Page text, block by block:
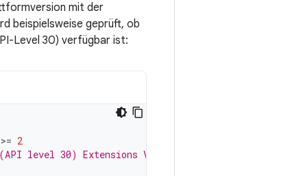
mit der
beispielsweise geprüft, ob
Level 30) verfügbar ist:
>= 2
level 30) Extensions Version 2, such as Photo